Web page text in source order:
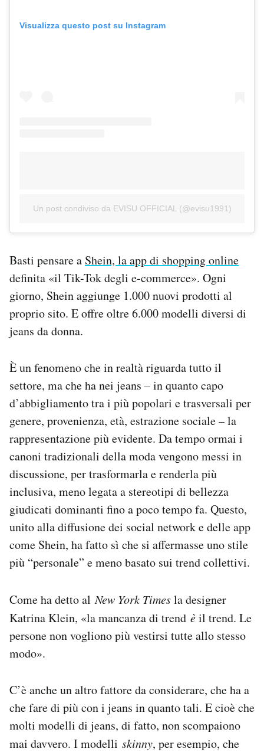
Visualizza questo post su Instagram
Un post condiviso da EVISU OFFICIAL (@evisu1991)
Basti pensare a Shein, la app di shopping online
definita «il Tik-Tok degli e-commerce». Ogni
giorno, Shein aggiunge 1.000 nuovi prodotti al
proprio sito. E offre oltre 6.000 modelli diversi di
jeans da donna.
È un fenomeno che in realtà riguarda tutto il
settore, ma che ha nei jeans – in quanto capo
d’abbigliamento tra i più popolari e trasversali per
genere, provenienza, età, estrazione sociale – la
rappresentazione più evidente. Da tempo ormai i
canoni tradizionali della moda vengono messi in
discussione, per trasformarla e renderla più
inclusiva, meno legata a stereotipi di bellezza
giudicati dominanti fino a poco tempo fa. Questo,
unito alla diffusione dei social network e delle app
come Shein, ha fatto sì che si affermasse uno stile
più “personale” e meno basato sui trend collettivi.
Come ha detto alNew York Timesla designer
Katrina Klein, «la mancanza di trend èil trend. Le
persone non vogliono più vestirsi tutte allo stesso
modo».
C’è anche un altro fattore da considerare, che ha a
che fare di più con i jeans in quanto tali. E cioè che
molti modelli di jeans, di fatto, non scompaiono
mai davvero. I modelli skinny, per esempio, che